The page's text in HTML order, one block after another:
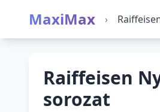
MaxiMax ›
Raiffeisen
sorozat